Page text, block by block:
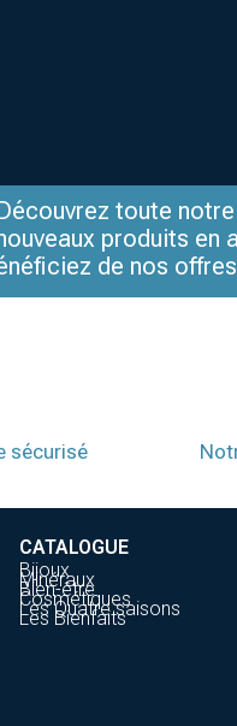
Découvrez toute
produits en
de nos
sécurisé
CATALOGUE
Bijoux
Minéraux
Bien-être
Cosmétiques
Les Quatre saisons
Les Bienfaits